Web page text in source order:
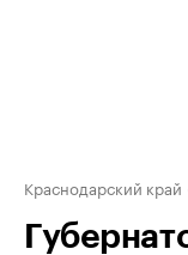
Краснодарский край